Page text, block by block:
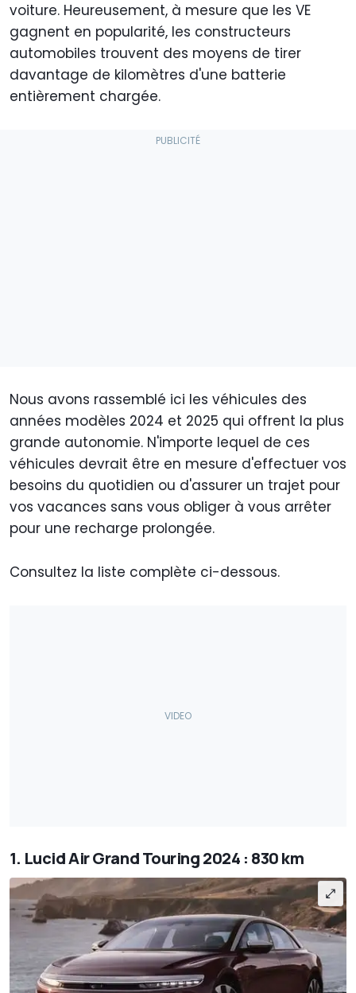
voiture. Heureusement, à mesure que les VE
gagnent en popularité, les constructeurs
automobiles trouvent des moyens de tirer
davantage de kilomètres d'une batterie
entièrement chargée.
Nous avons rassemblé ici les véhicules des
années modèles 2024 et 2025 qui offrent la plus
grande autonomie. N'importe lequel de ces
véhicules devrait être en mesure d'effectuer vos
besoins du quotidien ou d'assurer un trajet pour
vos vacances sans vous obliger à vous arrêter
pour une recharge prolongée.
Consultez la liste complète ci-dessous.
1. Lucid Air Grand Touring 2024 : 830 km